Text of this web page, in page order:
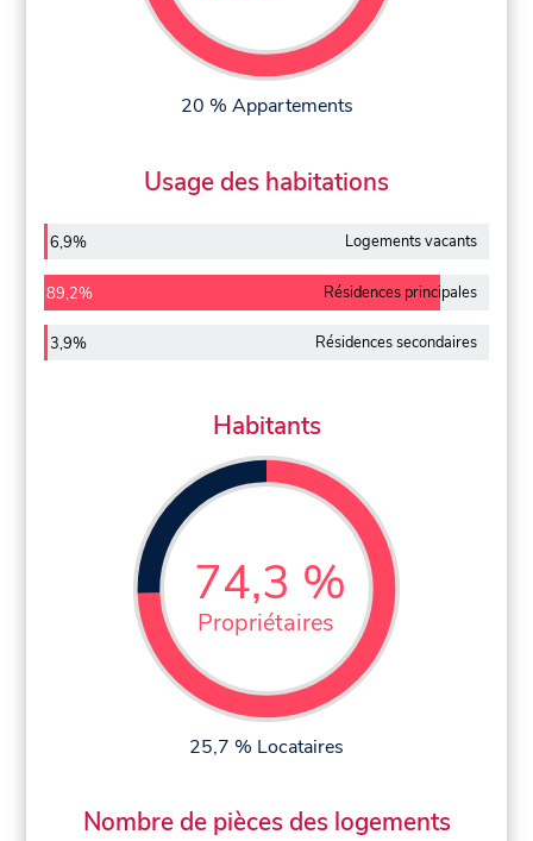
20 % Appartements
Usage des habitations
6,9% Logements vacants
89,2% Résidences principales
3,9% Résidences secondaires
Habitants
74,3 %
Propriétaires
25,7 % Locataires
Nombre de pièces des logements